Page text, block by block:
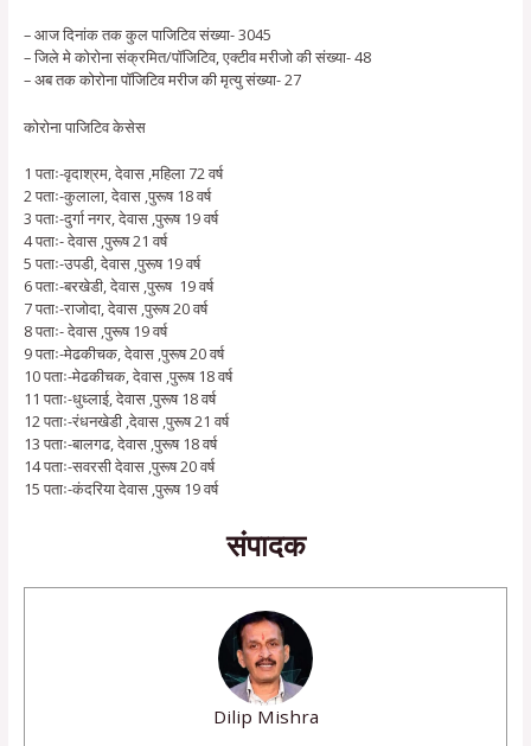
– आज दिनांक तक कुल पाजिटिव संख्या- 3045
– जिले मे कोरोना संक्रमित/पॉजिटिव, एक्‍टीव मरीजो की संख्या- 48
– अब तक कोरोना पॉजिटिव मरीज की मृत्‍यु संख्या- 27
कोरोना पाजिटिव केसेस
1 पताः-वृदाश्रम, देवास ,महिला 72 वर्ष
2 पताः-कुलाला, देवास ,पुरूष 18 वर्ष
3 पताः-दुर्गा नगर, देवास ,पुरूष 19 वर्ष
4 पताः- देवास ,पुरूष 21 वर्ष
5 पताः-उपडी, देवास ,पुरूष 19 वर्ष
6 पताः-बरखेडी, देवास ,पुरूष 19 वर्ष
7 पताः-राजोदा, देवास ,पुरूष 20 वर्ष
8 पताः- देवास ,पुरूष 19 वर्ष
9 पताः-मेढकीचक, देवास ,पुरूष 20 वर्ष
10 पताः-मेढकीचक, देवास ,पुरूष 18 वर्ष
11 पताः-धुध्लाई, देवास ,पुरूष 18 वर्ष
12 पताः-रंधनखेडी ,देवास ,पुरूष 21 वर्ष
13 पताः-बालगढ, देवास ,पुरूष 18 वर्ष
14 पताः-सवरसी देवास ,पुरूष 20 वर्ष
15 पताः-कंदरिया देवास ,पुरूष 19 वर्ष
संपादक
Dilip Mishra